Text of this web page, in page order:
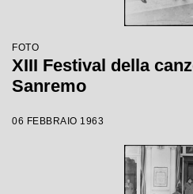
FOTO
XIII Festival della
Sanremo
06 FEBBRAIO 1963